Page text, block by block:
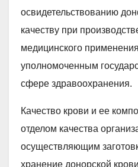
освидетельствованию
качеству при
медицинского
уполномоченным
сфере здравоохранения.
Качество крови и ее
отделом качества
осуществляющим
хранение донорской